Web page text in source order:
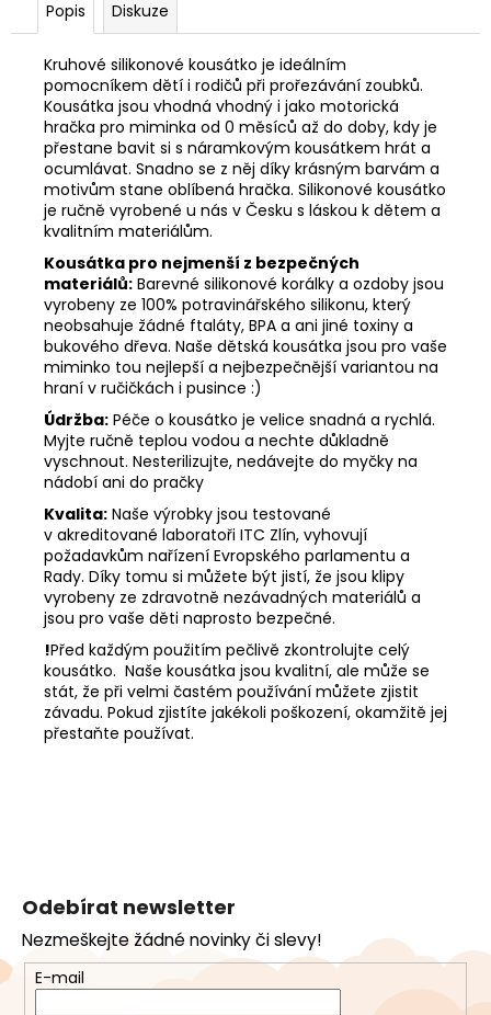
Popis Diskuze
Kruhové silikonové kousátko je ideálním
pomocníkem dětí i rodičů při prořezávání zoubků.
Kousátka jsou vhodná vhodný i jako motorická
hračka pro miminka od 0 měsíců až do doby, kdy je
přestane bavit si s náramkovým kousátkem hrát a
ocumlávat. Snadno se z něj díky krásným barvám a
motivům stane oblíbená hračka. Silikonové kousátko
je ručně vyrobené u nás v Česku s láskou k dětem a
kvalitním materiálům.
Kousátka pro nejmenší z bezpečných
materiálů: Barevné silikonové korálky a ozdoby jsou
vyrobeny ze 100% potravinářského silikonu, který
neobsahuje žádné ftaláty, BPA a ani jiné toxiny a
bukového dřeva. Naše dětská kousátka jsou pro vaše
miminko tou nejlepší a nejbezpečnější variantou na
hraní v ručičkách i pusince :)
Údržba: Péče o kousátko je velice snadná a rychlá.
Myjte ručně teplou vodou a nechte důkladně
vyschnout. Nesterilizujte, nedávejte do myčky na
nádobí ani do pračky
Kvalita: Naše výrobky jsou testované
v akreditované laboratoři ITC Zlín, vyhovují
požadavkům nařízení Evropského parlamentu a
Rady. Díky tomu si můžete být jistí, že jsou klipy
vyrobeny ze zdravotně nezávadných materiálů a
jsou pro vaše děti naprosto bezpečné.
!Před každým použitím pečlivě zkontrolujte celý
kousátko. Naše kousátka jsou kvalitní, ale může se
stát, že při velmi častém používání můžete zjistit
závadu. Pokud zjistíte jakékoli poškození, okamžitě jej
přestaňte používat.
a
t
Odebírat newsletter
Nezmeškejte žádné novinky či slevy!
E-mail